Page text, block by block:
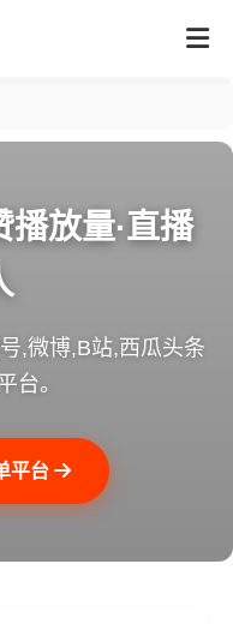
播放量·直播
,微博,B站,西瓜头条
台。
平台